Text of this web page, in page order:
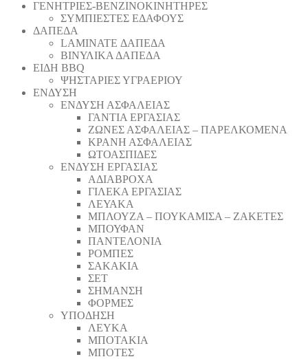
ΓΕΝΗΤΡΙΕΣ-ΒΕΝΖΙΝΟΚΙΝΗΤΗΡΕΣ
ΣΥΜΠΙΕΣΤΕΣ ΕΔΑΦΟΥΣ
ΔΑΠΕΔΑ
LAMINATE ΔΑΠΕΔΑ
ΒΙΝΥΛΙΚΑ ΔΑΠΕΔΑ
ΕΙΔΗ BBQ
ΨΗΣΤΑΡΙΕΣ ΥΓΡΑΕΡΙΟΥ
ΕΝΔΥΣΗ
ΕΝΔΥΣΗ ΑΣΦΑΛΕΙΑΣ
ΓΑΝΤΙΑ ΕΡΓΑΣΙΑΣ
ΖΩΝΕΣ ΑΣΦΑΛΕΙΑΣ – ΠΑΡΕΛΚΟΜΕΝΑ
ΚΡΑΝΗ ΑΣΦΑΛΕΙΑΣ
ΩΤΟΑΣΠΙΔΕΣ
ΕΝΔΥΣΗ ΕΡΓΑΣΙΑΣ
ΑΔΙΑΒΡΟΧΑ
ΓΙΛΕΚΑ ΕΡΓΑΣΙΑΣ
ΛΕΥΑΚΑ
ΜΠΛΟΥΖΑ – ΠΟΥΚΑΜΙΣΑ – ΖΑΚΕΤΕΣ
ΜΠΟΥΦΑΝ
ΠΑΝΤΕΛΟΝΙΑ
ΡΟΜΠΕΣ
ΣΑΚΑΚΙΑ
ΣΕΤ
ΣΗΜΑΝΣΗ
ΦΟΡΜΕΣ
ΥΠΟΔΗΣΗ
ΛΕΥΚΑ
ΜΠΟΤΑΚΙΑ
ΜΠΟΤΕΣ